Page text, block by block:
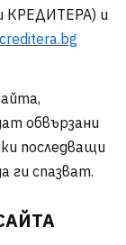
КРЕДИТЕРА) и
обвързани
последващи
ги спазват.